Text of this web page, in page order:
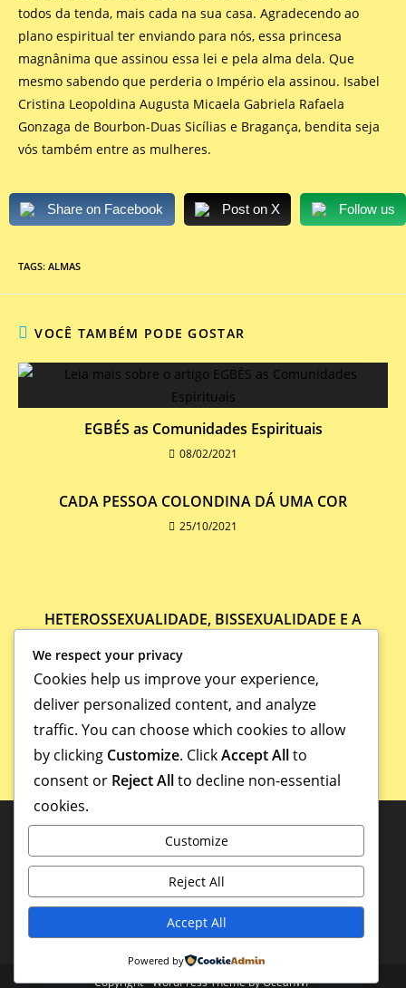
todos da tenda, mais cada na sua casa. Agradecendo ao
plano espiritual ter enviando para nós, essa princesa
magnânima que assinou essa lei e pela alma dela. Que
mesmo sabendo que perderia o Império ela assinou. Isabel
Cristina Leopoldina Augusta Micaela Gabriela Rafaela
Gonzaga de Bourbon-Duas Sicílias e Bragança, bendita seja
vós também entre as mulheres.
Share on Facebook Post on X Follow us
TAGS: ALMAS
VOCÊ TAMBÉM PODE GOSTAR
EGBÉS as Comunidades Espirituais
08/02/2021
CADA PESSOA COLONDINA DÁ UMA COR
25/10/2021
HETEROSSEXUALIDADE, BISSEXUALIDADE E A
27/09/2021
Copyright - WordPress Theme by OceanWP
We respect your privacy
Cookies help us improve your experience,
deliver personalized content, and analyze
traffic. You can choose which cookies to allow
by clicking Customize. ClickAccept Allto
consent or Reject Allto decline non-essential
cookies.
Customize
Reject All
Accept All
Powered by